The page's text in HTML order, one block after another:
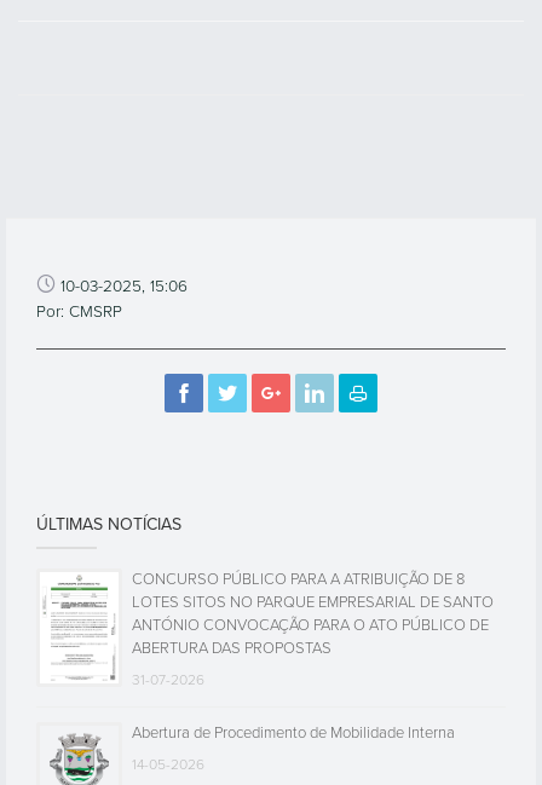
10-03-2025, 15:06
Por: CMSRP
ÚLTIMAS NOTÍCIAS
CONCURSO PÚBLICO PARA A ATRIBUIÇÃO DE 8
LOTES SITOS NO PARQUE EMPRESARIAL DE SANTO
ANTÓNIO CONVOCAÇÃO PARA O ATO PÚBLICO DE
ABERTURA DAS PROPOSTAS
31-07-2026
Abertura de Procedimento de Mobilidade Interna
14-05-2026